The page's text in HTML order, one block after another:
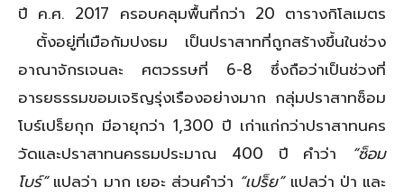
ปี ค.ศ. 2017 ครอบคลุมพื้นที่กว่า 20 ตารางกิโลเมตร
ตั้งอยู่ที่เมือกัมปงธม เป็นปราสาทที่ถูกสร้างขึ้นในช่วง
อาณาจักรเจนละ ศตวรรษที่ 6-8 ซึ่งถือว่าเป็นช่วงที่
อารยธรรมขอมเจริญรุ่งเรืองอย่างมาก กลุ่มปราสาทซ็อม
โบร์เปร็ยกุก มีอายุกว่า 1,300 ปี เก่าแก่กว่าปราสาทนคร
วัดและปราสาทนครธมประมาณ 400 ปี คำว่า
“ซ็อม
โบร์”แปลว่า มาก เยอะ ส่วนคำว่า “เปร็ย”แปลว่า ป่า และ